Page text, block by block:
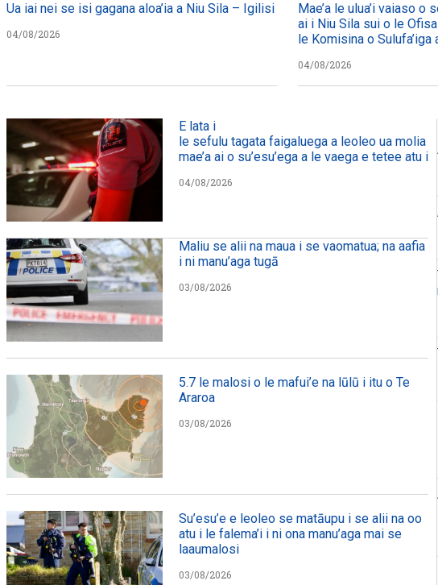
Ua iai nei se isi gagana aloa’ia a Niu Sila – Igilisi
04/08/2026
Mae’a le ulua’i vaiaso
ai i Niu Sila sui o le
le Komisina o Sulufa’iga
04/08/2026
E lata i
le sefulu tagata faigaluega a leoleo ua molia i
mae’a ai o su’esu’ega a le vaega e tetee atu i
04/08/2026
Maliu se alii na maua i se vaomatua; na aafia
i ni manu’aga tugā
03/08/2026
5.7 le malosi o le mafui’e na lūlū i itu o Te
Araroa
03/08/2026
Su’esu’e e leoleo se matāupu i se alii na oo
atu i le falema’i i ni ona manu’aga mai se
laaumalosi
03/08/2026